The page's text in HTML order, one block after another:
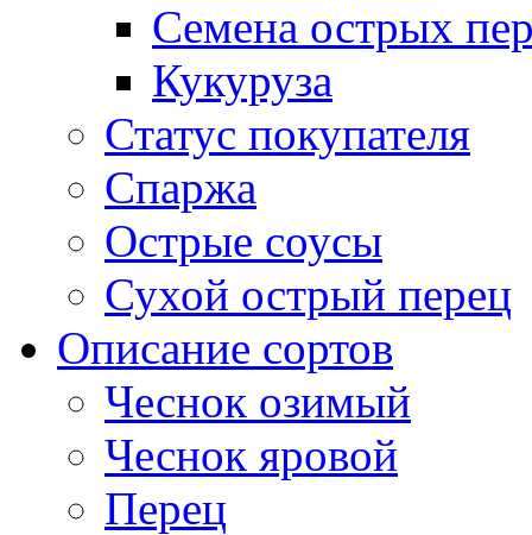
Семена острых
Кукуруза
Статус покупателя
Спаржа
Острые соусы
Сухой острый перец
Описание сортов
Чеснок озимый
Чеснок яровой
Перец